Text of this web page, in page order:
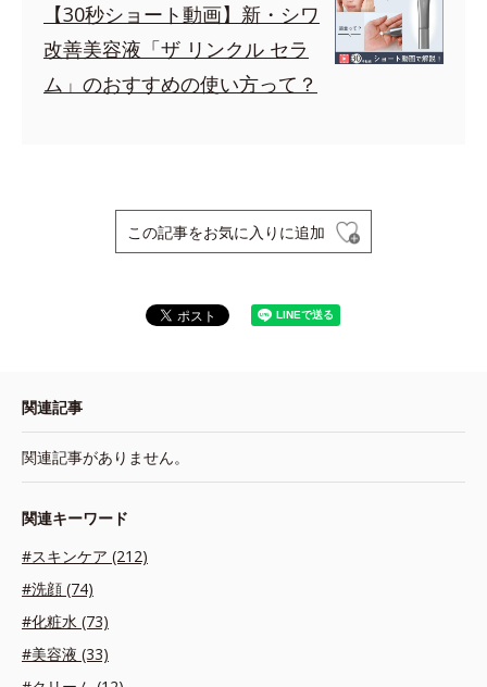
【30秒ショート動画】新・シワ
改善美容液「ザ リンクル セラ
ム」のおすすめの使い方って？
この記事をお気に入りに追加
関連記事
関連記事がありません。
関連キーワード
#スキンケア (212)
#洗顔 (74)
#化粧水 (73)
#美容液 (33)